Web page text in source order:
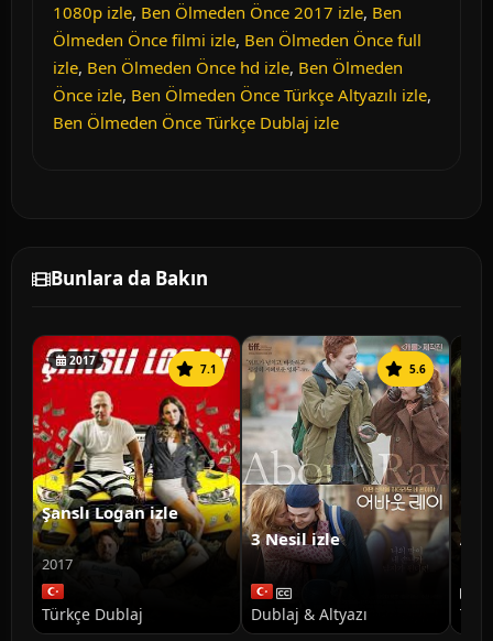
1080p izle, Ben Ölmeden Önce 2017 izle, Ben
Ölmeden Önce filmi izle, Ben Ölmeden Önce full
izle, Ben Ölmeden Önce hd izle, Ben Ölmeden
Önce izle, Ben Ölmeden Önce Türkçe Altyazılı izle,
Ben Ölmeden Önce Türkçe Dublaj izle
Bunlara da Bakın
2017
7.1
Şanslı Logan izle
2017
Türkçe Dublaj
5.6
3 Nesil izle
Dublaj & Altyazı